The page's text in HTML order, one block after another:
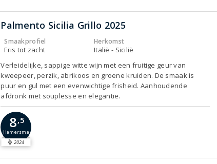
Palmento Sicilia Grillo 2025
Smaakprofiel
Fris tot zacht
Herkomst
Italië - Sicilië
Verleidelijke, sappige witte wijn met een fruitige geur van
kweepeer, perzik, abrikoos en groene kruiden. De smaak is
puur en gul met een evenwichtige frisheid. Aanhoudende
afdronk met souplesse en elegantie.
8,5
Hamersma
2024